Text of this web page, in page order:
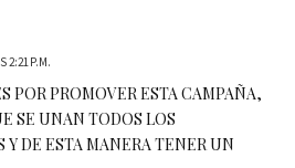
2:21 P.M.
POR PROMOVER ESTA CAMPAÑA,
SE UNAN TODOS LOS
Y DE ESTA MANERA TENER UN